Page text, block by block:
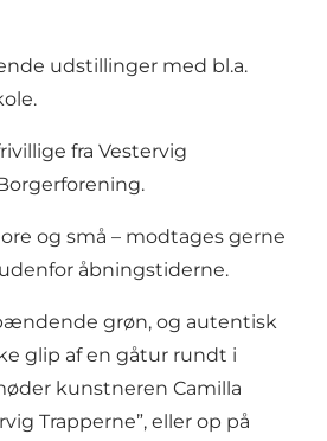
udstillinger med bl.a.
fra Vestervig
og små – modtages gerne
åbningstiderne.
grøn, og autentisk
glip af en gåtur rundt i
kunstneren Camilla
Trapperne”, eller op på